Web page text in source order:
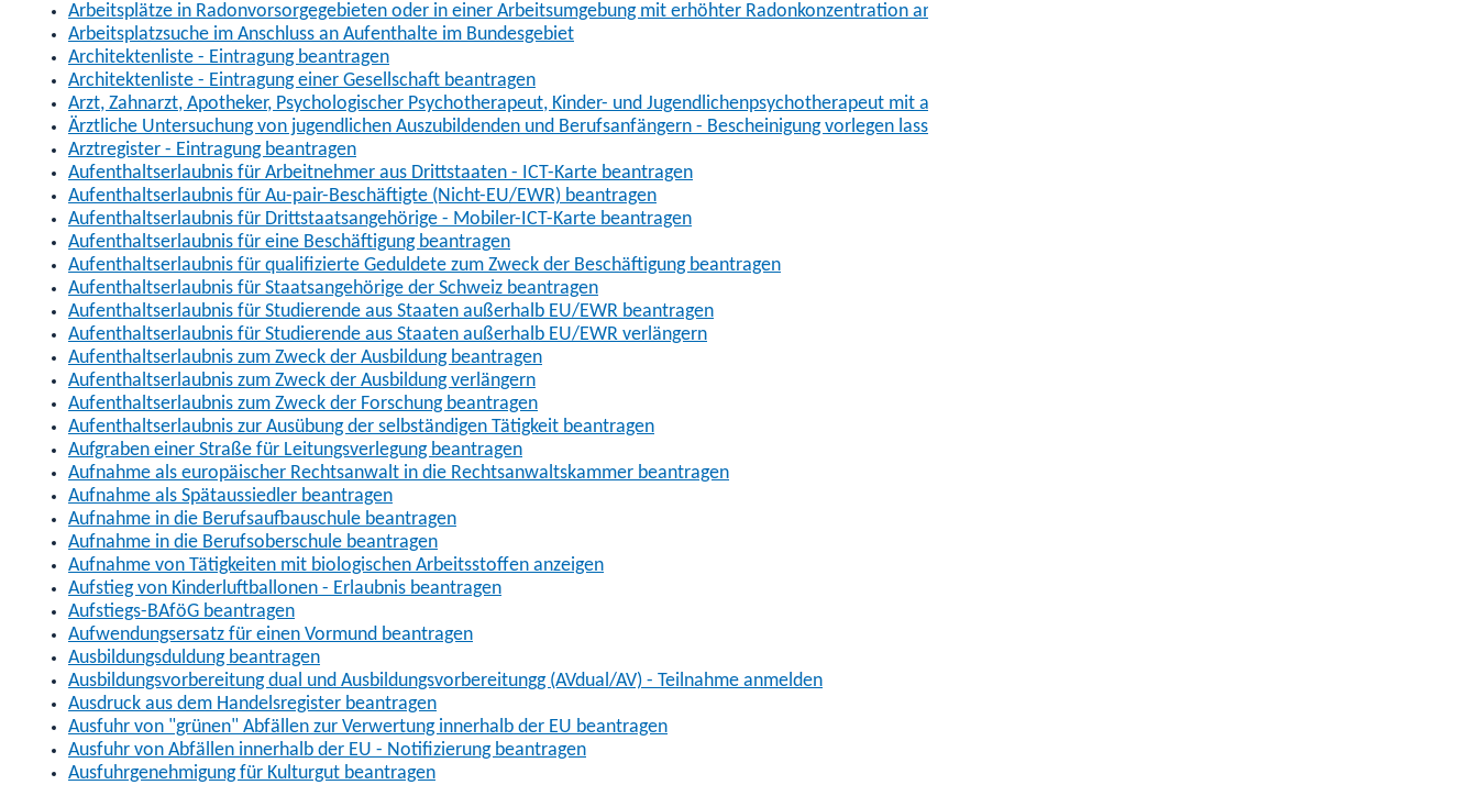
Arbeitsplätze in Radonvorsorgegebieten oder in einer Arbeitsumgebung mit erhöhter Radonkonzentration anmelden
Arbeitsplatzsuche im Anschluss an Aufenthalte im Bundesgebiet
Architektenliste - Eintragung beantragen
Architektenliste - Eintragung einer Gesellschaft beantragen
Arzt, Zahnarzt, Apotheker, Psychologischer Psychotherapeut, Kinder- und Jugendlichenpsychotherapeut mit ausländischer Berufsausbildung – Approbation beantragen
Ärztliche Untersuchung von jugendlichen Auszubildenden und Berufsanfängern - Bescheinigung vorlegen lassen
Arztregister - Eintragung beantragen
Aufenthaltserlaubnis für Arbeitnehmer aus Drittstaaten - ICT-Karte beantragen
Aufenthaltserlaubnis für Au-pair-Beschäftigte (Nicht-EU/EWR) beantragen
Aufenthaltserlaubnis für Drittstaatsangehörige - Mobiler-ICT-Karte beantragen
Aufenthaltserlaubnis für eine Beschäftigung beantragen
Aufenthaltserlaubnis für qualifizierte Geduldete zum Zweck der Beschäftigung beantragen
Aufenthaltserlaubnis für Staatsangehörige der Schweiz beantragen
Aufenthaltserlaubnis für Studierende aus Staaten außerhalb EU/EWR beantragen
Aufenthaltserlaubnis für Studierende aus Staaten außerhalb EU/EWR verlängern
Aufenthaltserlaubnis zum Zweck der Ausbildung beantragen
Aufenthaltserlaubnis zum Zweck der Ausbildung verlängern
Aufenthaltserlaubnis zum Zweck der Forschung beantragen
Aufenthaltserlaubnis zur Ausübung der selbständigen Tätigkeit beantragen
Aufgraben einer Straße für Leitungsverlegung beantragen
Aufnahme als europäischer Rechtsanwalt in die Rechtsanwaltskammer beantragen
Aufnahme als Spätaussiedler beantragen
Aufnahme in die Berufsaufbauschule beantragen
Aufnahme in die Berufsoberschule beantragen
Aufnahme von Tätigkeiten mit biologischen Arbeitsstoffen anzeigen
Aufstieg von Kinderluftballonen - Erlaubnis beantragen
Aufstiegs-BAföG beantragen
Aufwendungsersatz für einen Vormund beantragen
Ausbildungsduldung beantragen
Ausbildungsvorbereitung dual und Ausbildungsvorbereitungg (AVdual/AV) - Teilnahme anmelden
Ausdruck aus dem Handelsregister beantragen
Ausfuhr von "grünen" Abfällen zur Verwertung innerhalb der EU beantragen
Ausfuhr von Abfällen innerhalb der EU - Notifizierung beantragen
Ausfuhrgenehmigung für Kulturgut beantragen